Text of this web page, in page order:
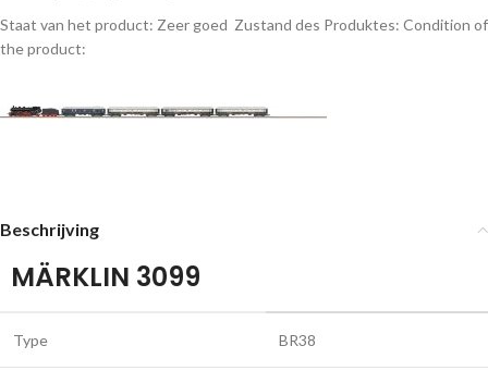
Staat van het product: Zeer goed Zustand des Produktes: Condition of
the product:
Beschrijving
MÄRKLIN 3099
Type BR38